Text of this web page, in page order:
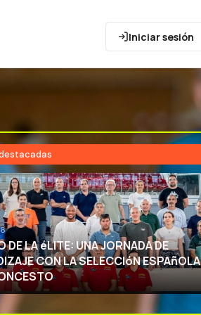
Iniciar sesión
DEPORTIVA: APRENDIENDO
ESPAñOLA DE BALONCESTO